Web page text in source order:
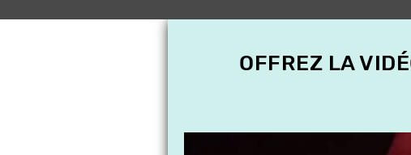
OFFREZ LA